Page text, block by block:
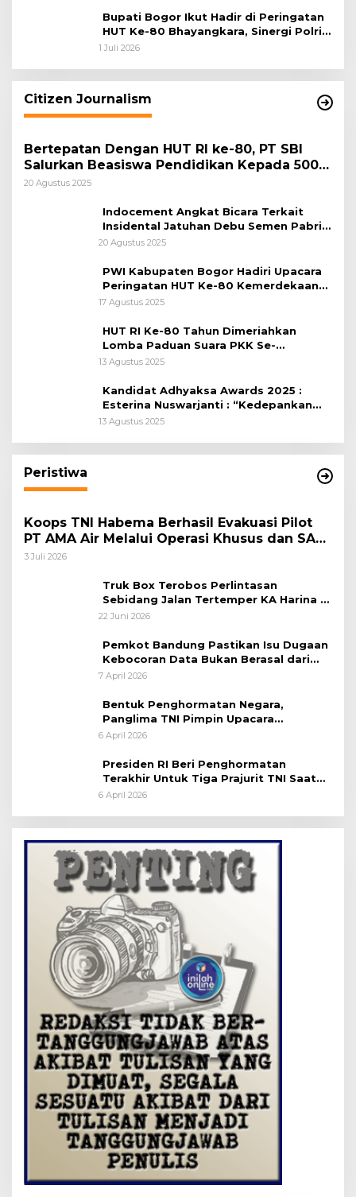
Bupati Bogor Ikut Hadir di Peringatan
HUT Ke-80 Bhayangkara, Sinergi Polri
dan Pemkab Bogor Jadi Kunci Menjaga
1 Juli 2026
Citizen Journalism
Bertepatan Dengan HUT RI ke-80, PT SBI
Salurkan Beasiswa Pendidikan Kepada 500
Pelajar
20 Agustus 2025
Indocement Angkat Bicara Terkait
Insidental Jatuhan Debu Semen Pabrik
Citeureup
20 Agustus 2025
PWI Kabupaten Bogor Hadiri Upacara
Peringatan HUT Ke-80 Kemerdekaan
RI, di Lapangan Tegar Beriman
17 Agustus 2025
HUT RI Ke-80 Tahun Dimeriahkan
Lomba Paduan Suara PKK Se-
Kabupaten Bogor
13 Agustus 2025
Kandidat Adhyaksa Awards 2025 :
Esterina Nuswarjanti : “Kedepankan
Keadilan Restoratif Wujudkan
13 Agustus 2025
Peristiwa
Koops TNI Habema Berhasil Evakuasi Pilot
PT AMA Air Melalui Operasi Khusus dan SAR
Taktis
3 Juli 2026
Truk Box Terobos Perlintasan
Sebidang Jalan Tertemper KA Harina di
Jalan Stasiun Poncol-Jrakah Semarang
22 Juni 2026
Pemkot Bandung Pastikan Isu Dugaan
Kebocoran Data Bukan Berasal dari
Server Disdukcapil
7 April 2026
Bentuk Penghormatan Negara,
Panglima TNI Pimpin Upacara
Pemakaman Militer
6 April 2026
Presiden RI Beri Penghormatan
Terakhir Untuk Tiga Prajurit TNI Saat
Persemayaman di Bandara Soekarno-
6 April 2026